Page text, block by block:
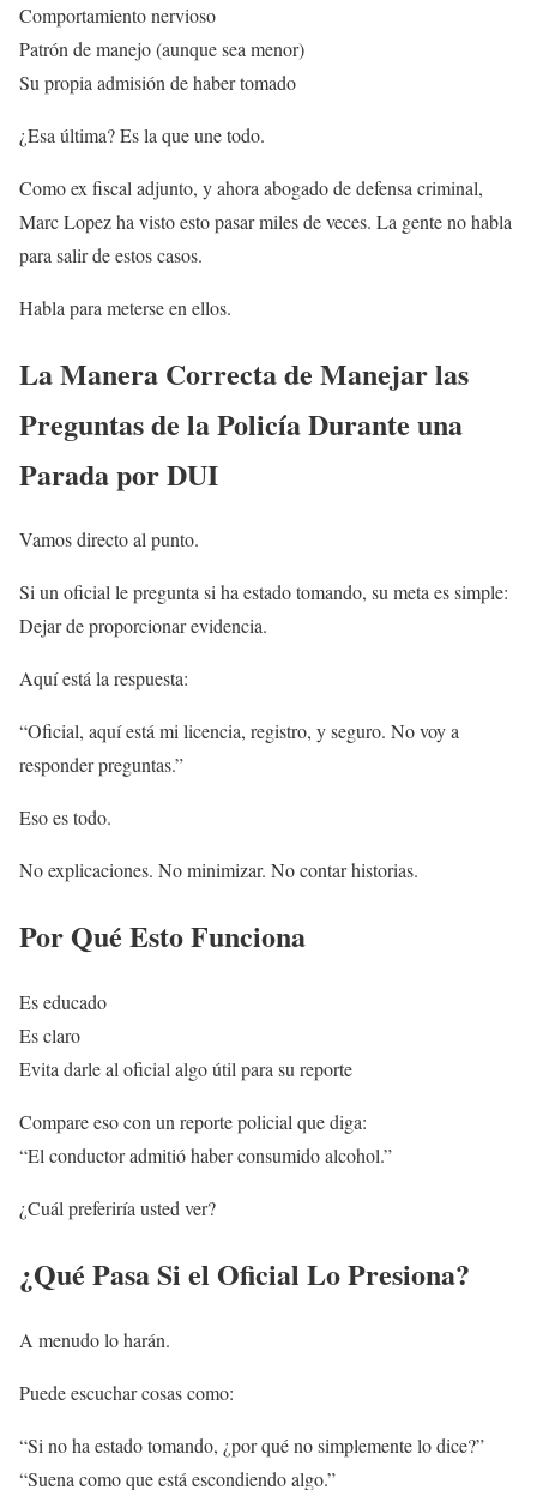
Comportamiento nervioso
Patrón de manejo (aunque sea menor)
Su propia admisión de haber tomado
¿Esa última? Es la que une todo.
Como ex fiscal adjunto, y ahora abogado de defensa criminal,
Marc Lopez ha visto esto pasar miles de veces. La gente no habla
para salir de estos casos.
Habla para meterse en ellos.
La Manera Correcta de Manejar las
Preguntas de la Policía Durante una
Parada por DUI
Vamos directo al punto.
Si un oficial le pregunta si ha estado tomando, su meta es simple:
Dejar de proporcionar evidencia.
Aquí está la respuesta:
“Oficial, aquí está mi licencia, registro, y seguro. No voy a
responder preguntas.”
Eso es todo.
No explicaciones. No minimizar. No contar historias.
Por Qué Esto Funciona
Es educado
Es claro
Evita darle al oficial algo útil para su reporte
Compare eso con un reporte policial que diga:
“El conductor admitió haber consumido alcohol.”
¿Cuál preferiría usted ver?
¿Qué Pasa Si el Oficial Lo Presiona?
A menudo lo harán.
Puede escuchar cosas como:
“Si no ha estado tomando, ¿por qué no simplemente lo dice?”
“Suena como que está escondiendo algo.”